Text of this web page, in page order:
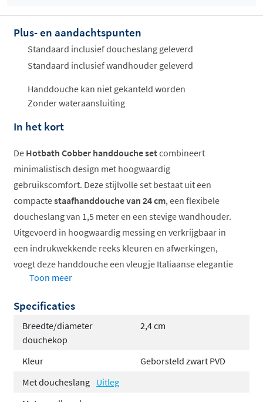
Offertes
ophalen...
Plus- en aandachtspunten
Standaard inclusief doucheslang geleverd
Standaard inclusief wandhouder geleverd
Handdouche kan niet gekanteld worden
Zonder wateraansluiting
In het kort
De Hotbath Cobber handdouche setcombineert
minimalistisch design met hoogwaardig
gebruikscomfort. Deze stijlvolle set bestaat uit een
compactestaafhanddouche van 24 cm, een flexibele
doucheslang van 1,5 meter en een stevige wandhouder.
Uitgevoerd in hoogwaardig messing en verkrijgbaar in
een indrukwekkende reeks kleuren en afwerkingen,
voegt deze handdouche een vleugje Italiaanse elegantie
toe aan je doucheruimte.
Staafmodel handdouche, diameter 24 mm
Inclusief 150 cm doucheslang
Met wandhouder voor eenvoudige montage
Waterbesparende volumestroomklasse B of S
De Cobber collectie: Italiaanse
Toon meer
Specificaties
Breedte/diameter
douchekop
2,4 cm
Kleur
Geborsteld zwart PVD
Met doucheslang Uitleg